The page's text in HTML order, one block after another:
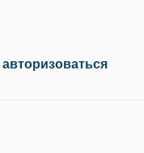
авторизоваться